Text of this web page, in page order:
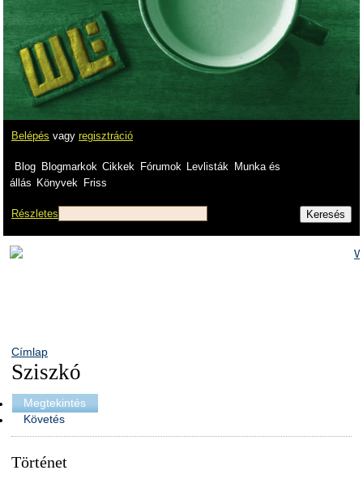
Belépés vagy regisztráció
Blog Blogmarkok Cikkek Fórumok Levlisták
Munka és
állás Könyvek Friss
Részletes
Címlap
Sziszkó
Megtekintés
Követés
Történet